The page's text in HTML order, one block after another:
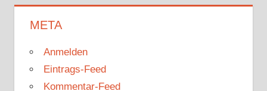
META
Anmelden
Eintrags-Feed
Kommentar-Feed